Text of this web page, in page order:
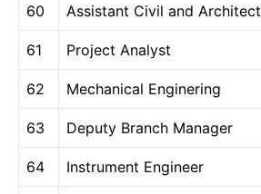
60 Assistant Civil and Architect
61 Project Analyst
62 Mechanical Enginering
63 Deputy Branch Manager
64 Instrument Engineer